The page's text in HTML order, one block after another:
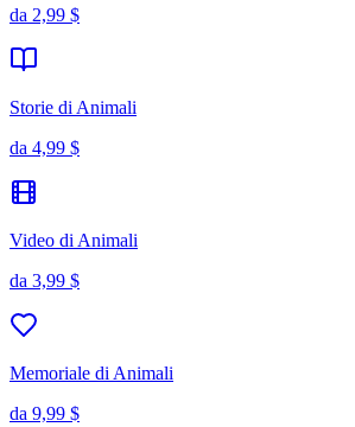
da 2,99 $
Storie di Animali
da 4,99 $
Video di Animali
da 3,99 $
Memoriale di Animali
da 9,99 $